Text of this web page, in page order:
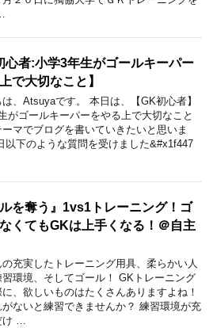
心者:小学3年生がゴールキーパー
で大切なこと】
、Atsuyaです。 本日は、【GK初心者】
がゴールキーパーをやる上で大切なこと
ーマでブログを書いていきたいと思いま
以下のような質問を受けました&#x1f447
ルを奪う』1vs1トレーニング！ゴ
くてもGKは上手くなる！＠自主
の充実したトレーニング用具、柔らかい人
環境、そしてゴール！ GKトレーニング
、欲しいものはたくさんありますよね！
ないと練習できませんか？ 練習環境が充
け …